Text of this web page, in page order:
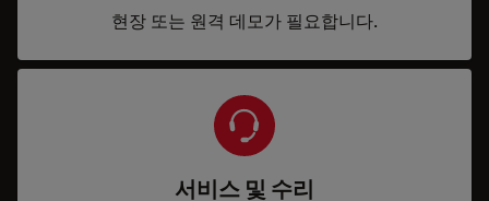
현장 또는 원격 데모가 필요합니다.
서비스 및 수리